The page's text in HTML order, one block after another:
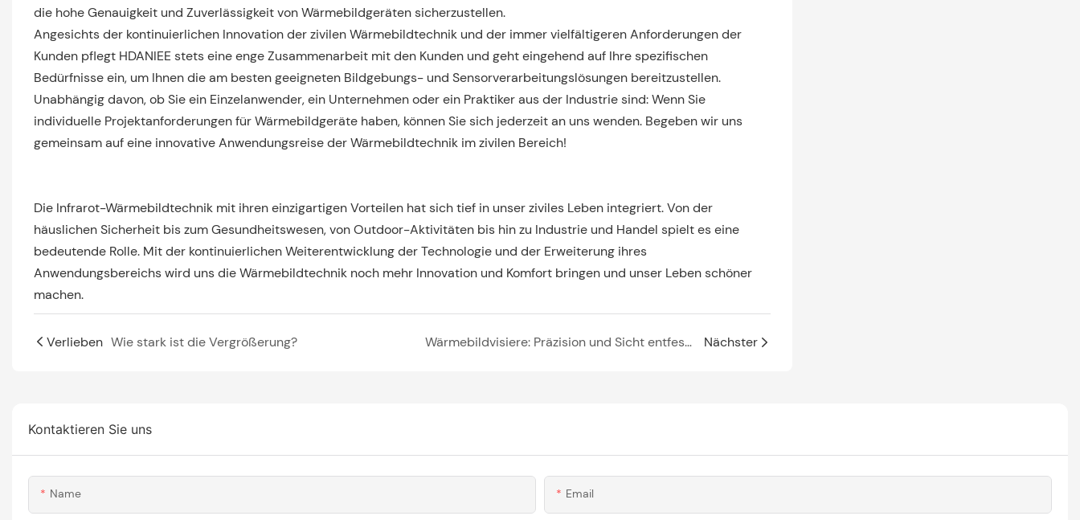
die hohe Genauigkeit und Zuverlässigkeit von Wärmebildgeräten sicherzustellen.
Angesichts der kontinuierlichen Innovation der zivilen Wärmebildtechnik und der immer vielfältigeren Anforderungen der
Kunden pflegt HDANIEE stets eine enge Zusammenarbeit mit den Kunden und geht eingehend auf Ihre spezifischen
Bedürfnisse ein, um Ihnen die am besten geeigneten Bildgebungs- und Sensorverarbeitungslösungen bereitzustellen.
Unabhängig davon, ob Sie ein Einzelanwender, ein Unternehmen oder ein Praktiker aus der Industrie sind: Wenn Sie
individuelle Projektanforderungen für Wärmebildgeräte haben, können Sie sich jederzeit an uns wenden. Begeben wir uns
gemeinsam auf eine innovative Anwendungsreise der Wärmebildtechnik im zivilen Bereich!
Die Infrarot-Wärmebildtechnik mit ihren einzigartigen Vorteilen hat sich tief in unser ziviles Leben integriert. Von der
häuslichen Sicherheit bis zum Gesundheitswesen, von Outdoor-Aktivitäten bis hin zu Industrie und Handel spielt es eine
bedeutende Rolle. Mit der kontinuierlichen Weiterentwicklung der Technologie und der Erweiterung ihres
Anwendungsbereichs wird uns die Wärmebildtechnik noch mehr Innovation und Komfort bringen und unser Leben schöner
machen.
Verlieben Wie stark ist die Vergrößerung? Wärmebildvisiere: Präzision und Sicht entfesseln Nächster
Kontaktieren Sie uns
Name Email